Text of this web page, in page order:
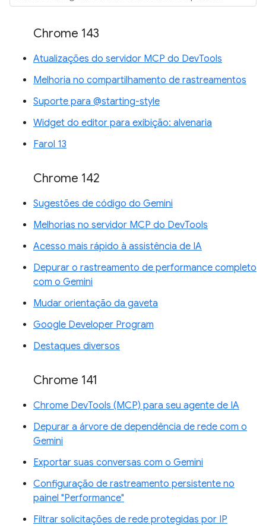
Chrome 143
Atualizações do servidor MCP do DevTools
Melhoria no compartilhamento de rastreamentos
Suporte para @starting-style
Widget do editor para exibição: alvenaria
Farol 13
Chrome 142
Sugestões de código do Gemini
Melhorias no servidor MCP do DevTools
Acesso mais rápido à assistência de IA
Depurar o rastreamento de performance completo
com o Gemini
Mudar orientação da gaveta
Google Developer Program
Destaques diversos
Chrome 141
Chrome DevTools (MCP) para seu agente de IA
Depurar a árvore de dependência de rede com o
Gemini
Exportar suas conversas com o Gemini
Configuração de rastreamento persistente no
painel "Performance"
Filtrar solicitações de rede protegidas por IP